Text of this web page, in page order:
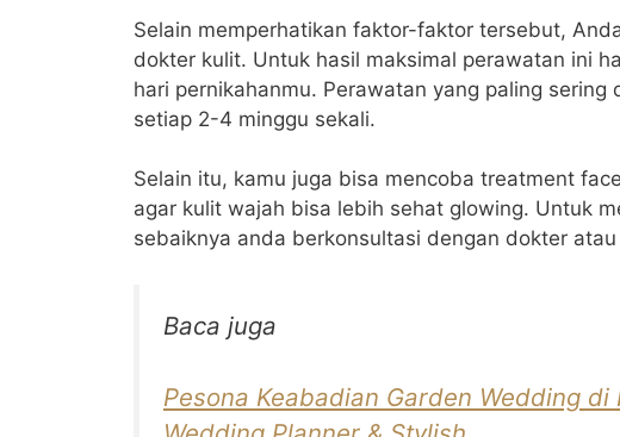
Selain memperhatikan faktor-faktor tersebut,
dokter kulit. Untuk hasil maksimal perawatan ini
hari pernikahanmu. Perawatan yang paling
setiap 2-4 minggu sekali.
Selain itu, kamu juga bisa mencoba treatment
agar kulit wajah bisa lebih sehat glowing. Untuk
sebaiknya anda berkonsultasi dengan dokter
Baca juga
Pesona Keabadian Garden Wedding